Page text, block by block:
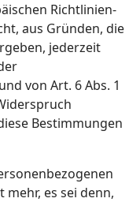
Richtlinien-
aus Gründen, die
jederzeit
von Art. 6 Abs. 1
Bestimmungen
mehr, es sei denn,